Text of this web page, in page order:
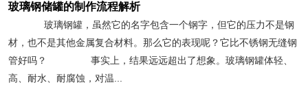
玻璃钢储罐的制作流程解析
玻璃钢罐，虽然它的名字包含一个钢字，但它的压力不是钢
材，也不是其他金属复合材料。那么它的表现呢？它比不锈钢无缝钢
管好吗？ 事实上，结果远远超出了想象。玻璃钢罐体轻、
高、耐水、耐腐蚀，对温...